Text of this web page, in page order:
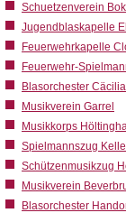
Schuetzenverein
Jugendblaskapelle
Feuerwehrkapelle
Feuerwehr-
Blasorchester
Musikverein Garrel
Musikkorps
Spielmannszug
Schützenmusikzug
Musikverein
Blasorchester